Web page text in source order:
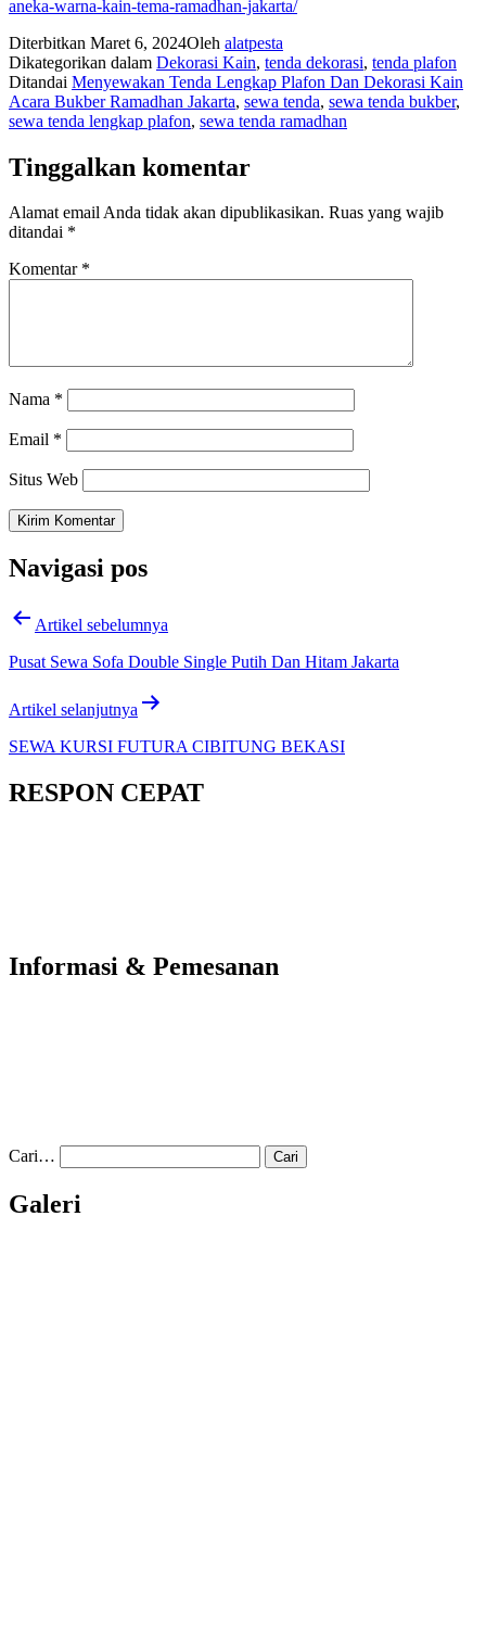
aneka-warna-kain-tema-ramadhan-jakarta/
Diterbitkan Maret 6, 2024Oleh alatpesta
Dikategorikan dalam Dekorasi Kain, tenda dekorasi, tenda plafon
Ditandai Menyewakan Tenda Lengkap Plafon Dan Dekorasi Kain
Acara Bukber Ramadhan Jakarta, sewa tenda, sewa tenda bukber,
sewa tenda lengkap plafon, sewa tenda ramadhan
Tinggalkan komentar
Alamat email Anda tidak akan dipublikasikan. Ruas yang wajib
ditandai *
Komentar *
Nama *
Email *
Situs Web
Navigasi pos
Artikel sebelumnya
Pusat Sewa Sofa Double Single Putih Dan Hitam Jakarta
Artikel selanjutnya
SEWA KURSI FUTURA CIBITUNG BEKASI
RESPON CEPAT
Informasi & Pemesanan
Cari…
Galeri